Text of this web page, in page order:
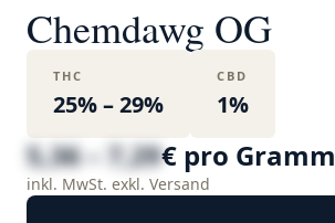
Chemdawg OG
THC
25% – 29%
CBD
1%
5,36 – 7,29€ pro Gramm
inkl. MwSt. exkl. Versand